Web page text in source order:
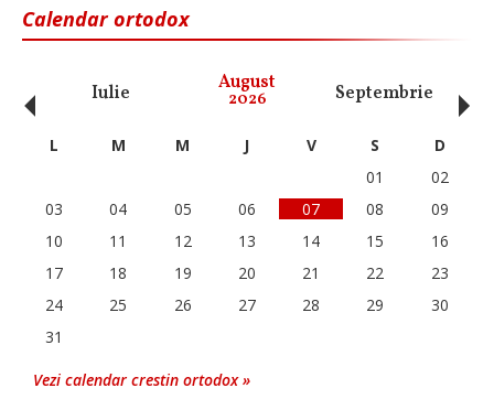
Calendar ortodox
Iulie August
2026 Septembrie
‹ L M M J V S
D
01
02
03
04 05 06 07 08
09
10
11 12 13 14 15
16
17
18 19 20 21 22
23
24
25 26 27 28 29
30
31
Vezi calendar crestin ortodox »